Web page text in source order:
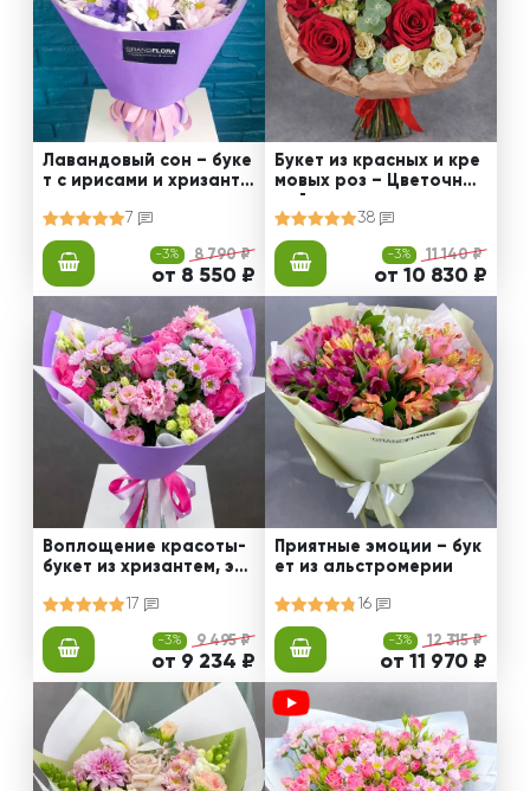
Лавандовый сон – буке
т с ирисами и хризанте
7
-3% 8 790 ₽
от 8 550 ₽
Букет из красных и кре
мовых роз – Цветочный
38
-3% 11 140 ₽
от 10 830 ₽
Воплощение красоты-
букет из хризантем, эус
17
-3% 9 495 ₽
от 9 234 ₽
Приятные эмоции – бук
ет из альстромерии
16
-3% 12 315 ₽
от 11 970 ₽